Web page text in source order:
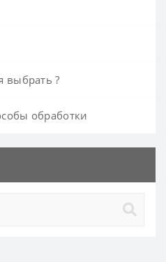
выбрать ?
обработки